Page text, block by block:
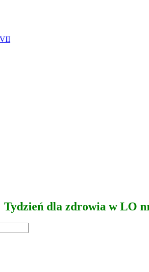
VII
Tydzień dla zdrowia w LO